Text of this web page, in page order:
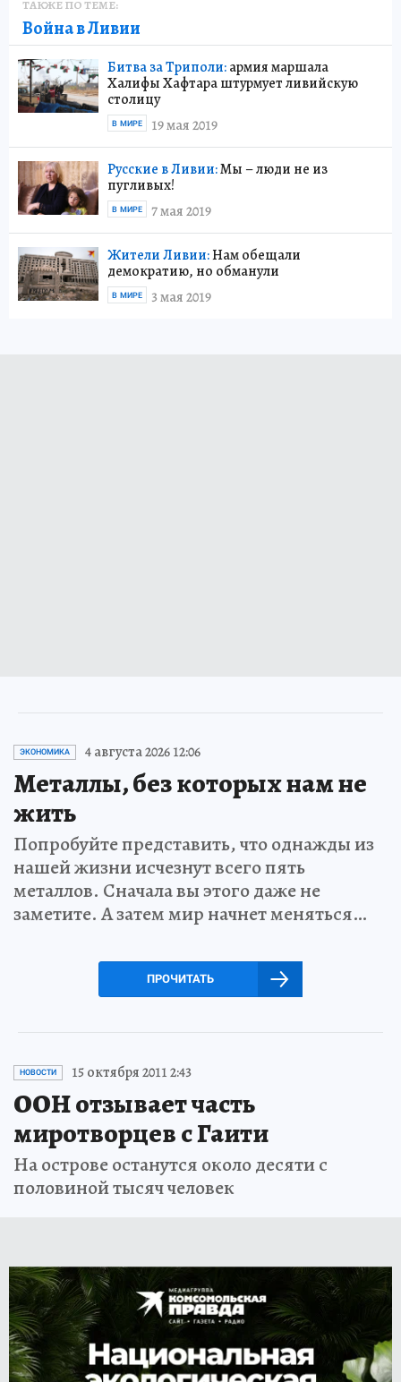
ТАКЖЕ ПО ТЕМЕ:
Война в Ливии
Битва за Триполи:армия маршала
Халифы Хафтара штурмует ливийскую
столицу
19 мая 2019
В МИРЕ
Русские в Ливии:Мы – люди не из
пугливых!
7 мая 2019
В МИРЕ
Жители Ливии:Нам обещали
демократию, но обманули
3 мая 2019
В МИРЕ
ЭКОНОМИКА 4 августа 2026 12:06
Металлы, без которых нам не
жить
Попробуйте представить, что однажды из
нашей жизни исчезнут всего пять
металлов. Сначала вы этого даже не
заметите. А затем мир начнет меняться…
ПРОЧИТАТЬ
НОВОСТИ 15 октября 2011 2:43
ООН отзывает часть
миротворцев с Гаити
На острове останутся около десяти с
половиной тысяч человек